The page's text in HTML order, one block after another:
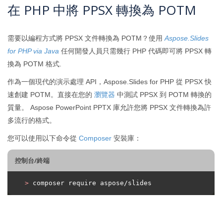
在 PHP 中將 PPSX 轉換為 POTM
需要以編程方式將 PPSX 文件轉換為 POTM？使用 Aspose.Slides
for PHP via Java 任何開發人員只需幾行 PHP 代碼即可將 PPSX 轉
換為 POTM 格式.
作為一個現代的演示處理 API，Aspose.Slides for PHP 從 PPSX 快
速創建 POTM。直接在您的 瀏覽器 中測試 PPSX 到 POTM 轉換的
質量。 Aspose PowerPoint PPTX 庫允許您將 PPSX 文件轉換為許
多流行的格式。
您可以使用以下命令從 Composer 安裝庫：
控制台/終端
> composer require aspose/slides